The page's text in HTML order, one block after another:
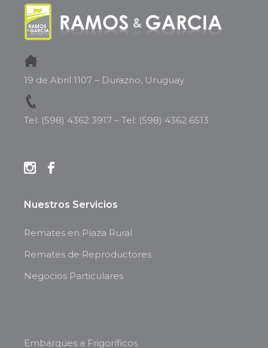
19 de Abril 1107 – Durazno, Uruguay
Tel: (598) 4362 3917 –Tel: (598) 4362 6513
Nuestros Servicios
Remates en Plaza Rural
Remates de Reproductores
Negocios Particulares
Embarques a Frigoríficos